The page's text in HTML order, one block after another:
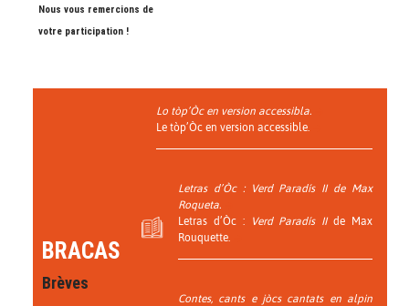
Nous vous remercions de
votre participation !
BRACAS
Brèves
Lo tòp’Òc en version accessibla.
Le tòp’Òc en version accessible.
Letras d’Òc : Verd Paradís IIde Max
Roqueta.
Letras d’Òc :
Verd Paradís IIde Max
Rouquette.
Contes, cants e jòcs cantats en alpin